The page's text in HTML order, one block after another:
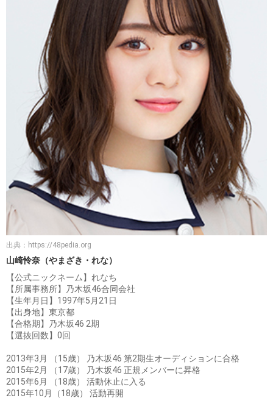
出典： https://48pedia.org
山崎怜奈（やまざき・れな）
【公式ニックネーム】れなち
【所属事務所】乃木坂46合同会社
【生年月日】1997年5月21日
【出身地】東京都
【合格期】乃木坂46 2期
【選抜回数】0回
2013年3月 （15歳） 乃木坂46 第2期生オーディションに合格
2015年2月 （17歳） 乃木坂46 正規メンバーに昇格
2015年6月 （18歳） 活動休止に入る
2015年10月（18歳） 活動再開